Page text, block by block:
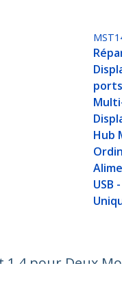
Hub
USB
pour Deux